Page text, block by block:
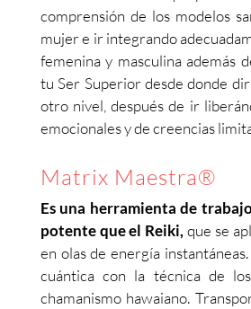
comprensión de los modelos
mujer e ir integrando
femenina y masculina además
tu Ser Superior desde donde
otro nivel, después de ir
emocionales y de creencias
Matrix Maestra®
Es una herramienta de
potente que el Reiki, que se
en olas de energía
cuántica con la técnica de
chamanismo hawaiano.